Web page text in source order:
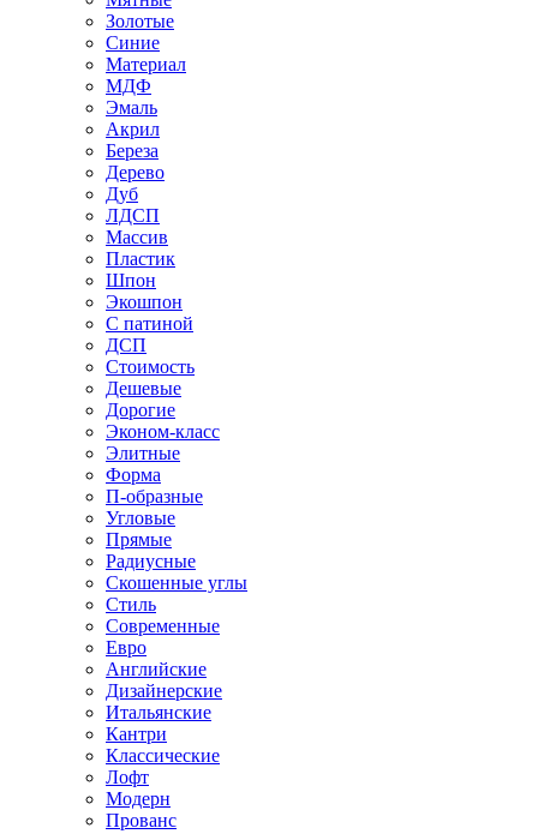
Золотые
Синие
Материал
МДФ
Эмаль
Акрил
Береза
Дерево
Дуб
ЛДСП
Массив
Пластик
Шпон
Экошпон
С патиной
ДСП
Стоимость
Дешевые
Дорогие
Эконом-класс
Элитные
Форма
П-образные
Угловые
Прямые
Радиусные
Скошенные углы
Стиль
Современные
Евро
Английские
Дизайнерские
Итальянские
Кантри
Классические
Лофт
Модерн
Прованс